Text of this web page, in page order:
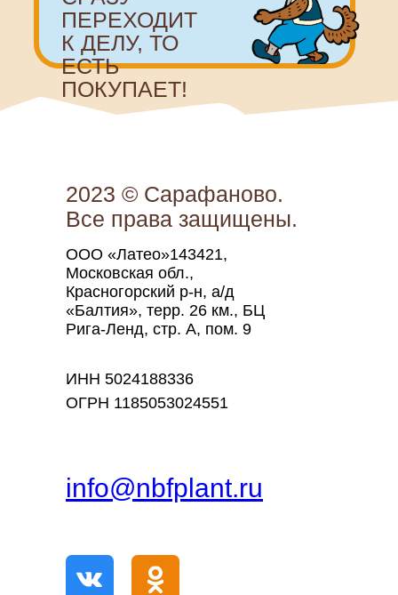
ИНН 5024188336
ОГРН 1185053024551
ООО «Латео»143421,
Московская обл.,
Красногорский р-н, а/д
«Балтия», терр. 26 км., БЦ
Рига-Ленд, стр. А, пом. 9
info@nbfplant.ru
2023 © Сарафаново.
Все права защищены.